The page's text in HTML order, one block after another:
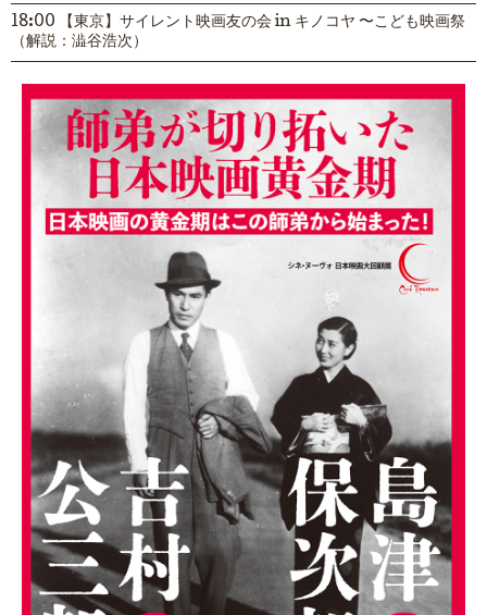
18:00 【東京】サイレント映画友の会 in キノコヤ 〜こども映画祭
（解説：澁谷浩次）